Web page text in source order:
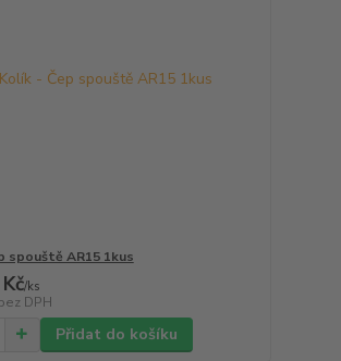
spouště AR15 1kus
/ks
DPH
Přidat do košíku